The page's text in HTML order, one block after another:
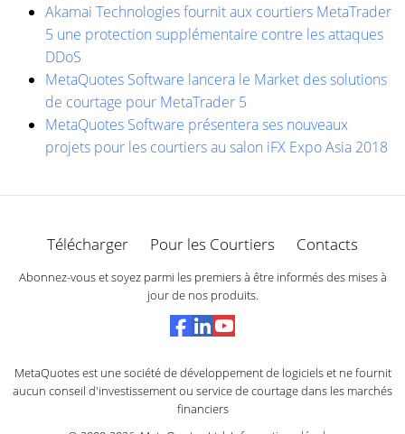
Akamai Technologies fournit aux courtiers MetaTrader
5 une protection supplémentaire contre les attaques
DDoS
MetaQuotes Software lancera le Market des solutions
de courtage pour MetaTrader 5
MetaQuotes Software présentera ses nouveaux
projets pour les courtiers au salon iFX Expo Asia 2018
Télécharger Pour les Courtiers Contacts
Abonnez-vous et soyez parmi les premiers à être informés des mises à
jour de nos produits.
MetaQuotes est une société de développement de logiciels et ne fournit
aucun conseil d'investissement ou service de courtage dans les marchés
financiers